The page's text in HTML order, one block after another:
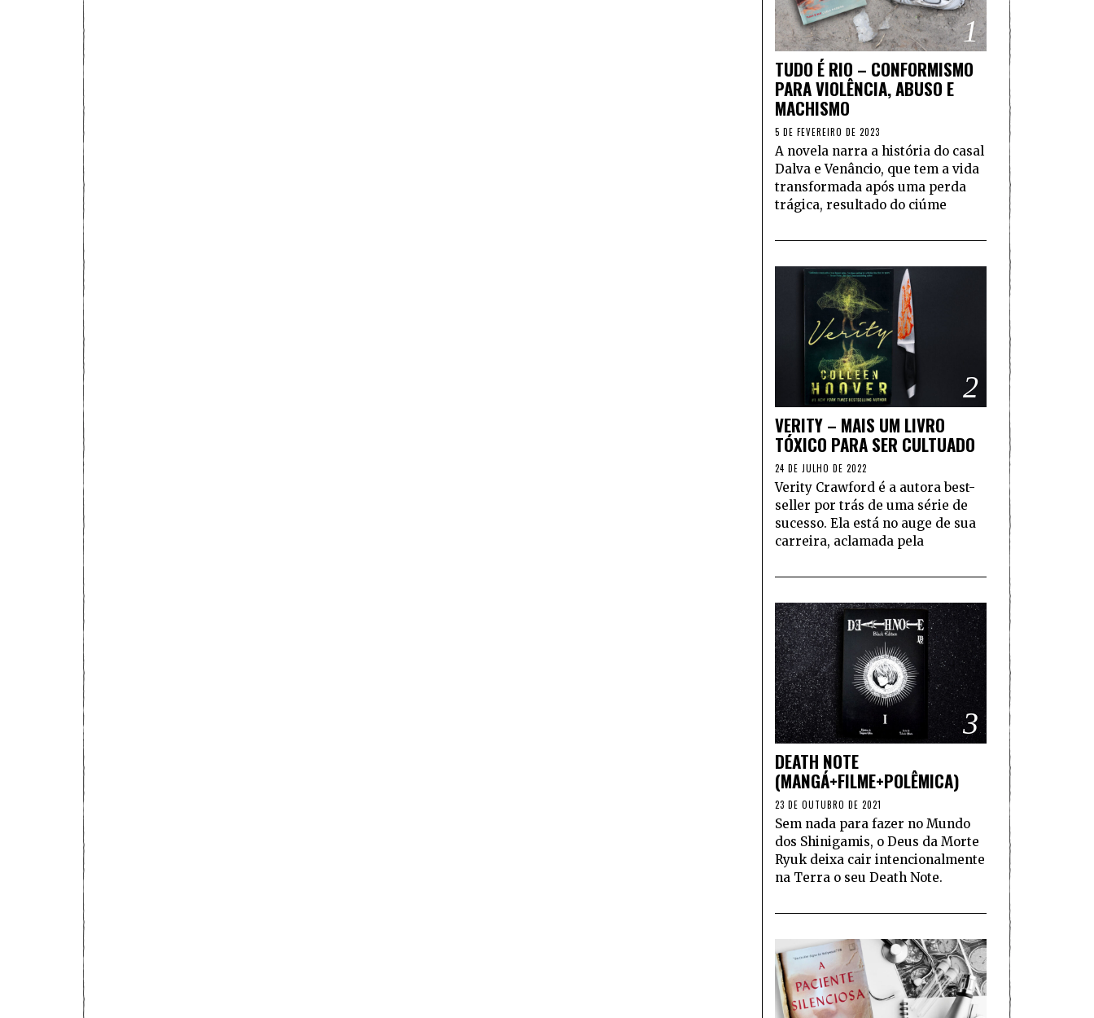
1
TUDO É RIO – CONFORMISMO
PARA VIOLÊNCIA, ABUSO E
MACHISMO
5 DE FEVEREIRO DE 2023
A novela narra a história do casal
Dalva e Venâncio, que tem a vida
transformada após uma perda
trágica, resultado do ciúme
2
VERITY – MAIS UM LIVRO
TÓXICO PARA SER CULTUADO
24 DE JULHO DE 2022
Verity Crawford é a autora best-
seller por trás de uma série de
sucesso. Ela está no auge de sua
carreira, aclamada pela
3
DEATH NOTE
(MANGÁ+FILME+POLÊMICA)
23 DE OUTUBRO DE 2021
Sem nada para fazer no Mundo
dos Shinigamis, o Deus da Morte
Ryuk deixa cair intencionalmente
na Terra o seu Death Note.